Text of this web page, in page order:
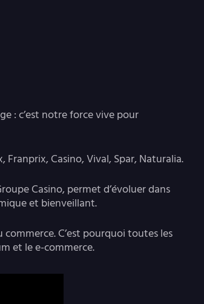
: c’est notre force vive pour
Casino, Vival, Spar, Naturalia.
Casino, permet d’évoluer dans
et bienveillant.
C’est pourquoi toutes les
et le e-commerce.